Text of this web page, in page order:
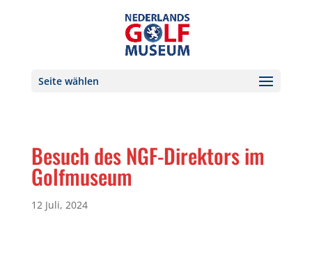
Seite wählen
Besuch des NGF-Direktors im
Golfmuseum
12 Juli, 2024